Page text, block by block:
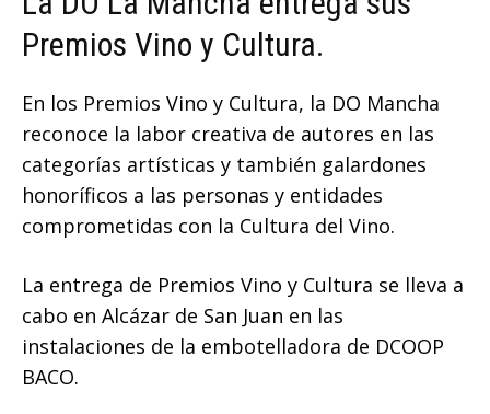
Premios Vino y Cultura.
En los Premios Vino y Cultura, la DO Mancha
reconoce la labor creativa de autores en las
categorías artísticas y también galardones
honoríficos a las personas y entidades
comprometidas con la Cultura del Vino.
La entrega de Premios Vino y Cultura se lleva a
cabo en Alcázar de San Juan en las
instalaciones de la embotelladora de DCOOP
BACO.